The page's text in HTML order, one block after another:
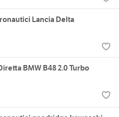
Lancia Delta
BMW B48 2.0 Turbo